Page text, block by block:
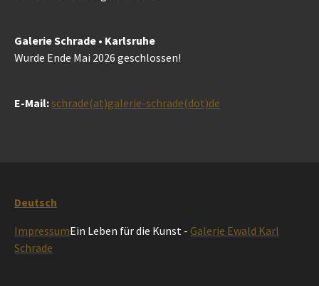
Galerie Schrade • Karlsruhe
Wurde Ende Mai 2026 geschlossen!
E-Mail:schrade(at)galerie-schrade(dot)de
Deutsch
ImpressumEin Leben für die Kunst - Galerie Ewald Karl
Schrade